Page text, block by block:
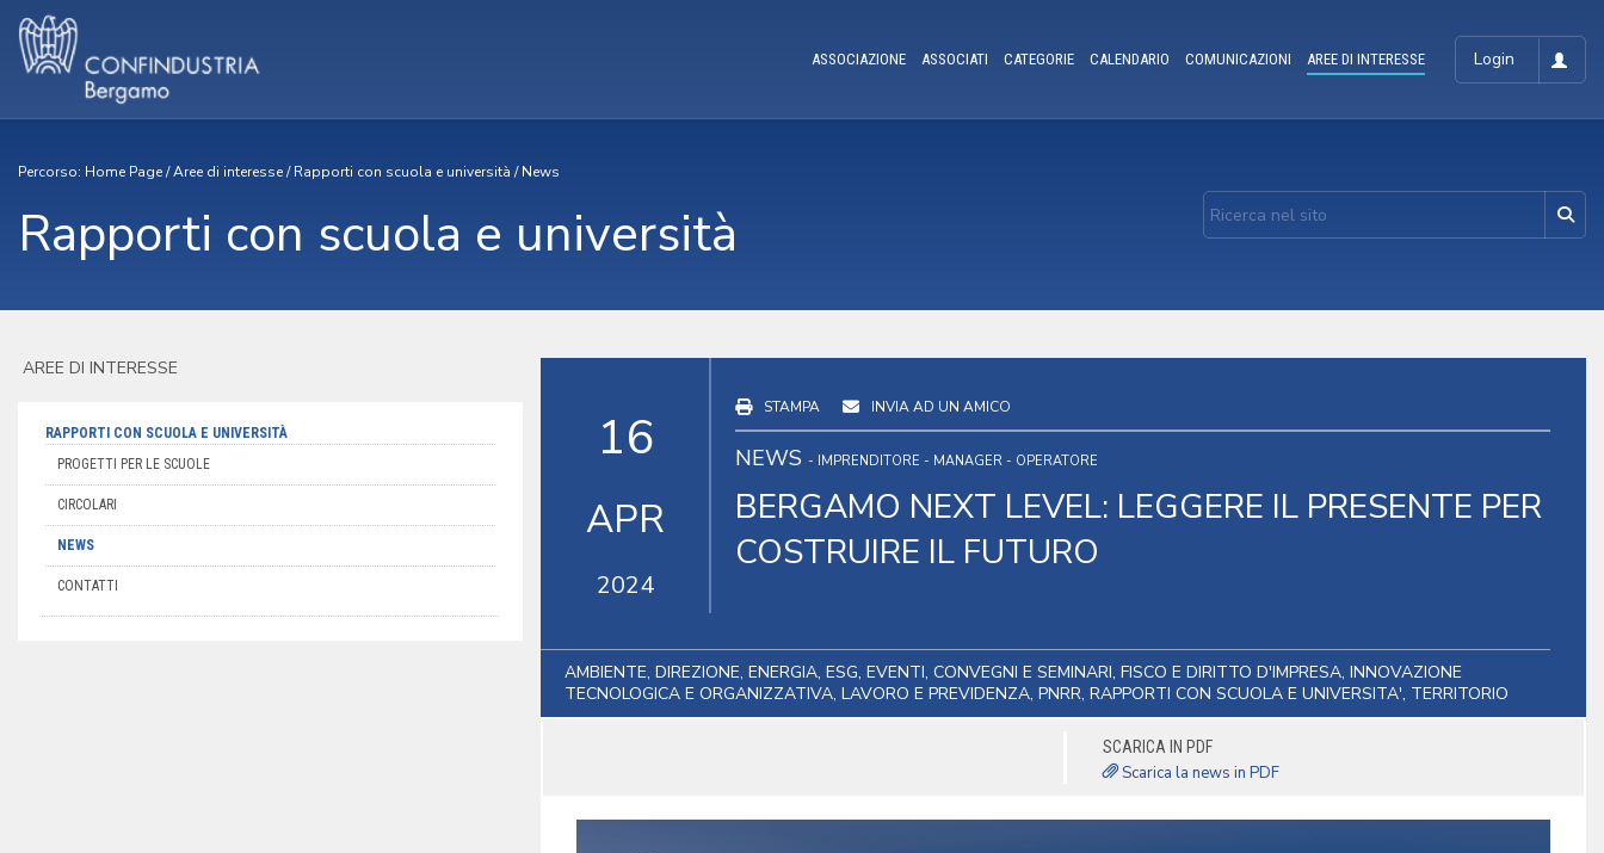
Login
ASSOCIAZIONE ASSOCIATI CATEGORIE CALENDARIO COMUNICAZIONI AREE DI INTERESSE
Percorso: Home Page/Aree di interesse/Rapporti con scuola e università /News
Rapporti con scuola e università
AREE DI INTERESSE
RAPPORTI CON SCUOLA E UNIVERSITÀ
PROGETTI PER LE SCUOLE
CIRCOLARI
NEWS
CONTATTI
16
APR
2024
STAMPA INVIA AD UN AMICO
NEWS - IMPRENDITORE - MANAGER - OPERATORE
BERGAMO NEXT LEVEL: LEGGERE IL PRESENTE PER
COSTRUIRE IL FUTURO
AMBIENTE, DIREZIONE, ENERGIA, ESG, EVENTI, CONVEGNI E SEMINARI, FISCO E DIRITTO D'IMPRESA, INNOVAZIONE
TECNOLOGICA E ORGANIZZATIVA, LAVORO E PREVIDENZA, PNRR, RAPPORTI CON SCUOLA E UNIVERSITA', TERRITORIO
SCARICA IN PDF
Scarica la news in PDF